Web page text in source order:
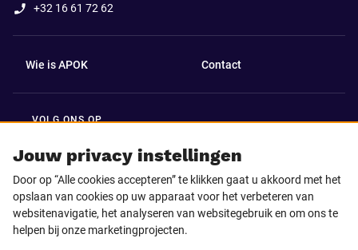
Jouw privacy instellingen
Door op “Alle cookies accepteren” te klikken gaat u akkoord met het
opslaan van cookies op uw apparaat voor het verbeteren van
websitenavigatie, het analyseren van websitegebruik en om ons te
helpen bij onze marketingprojecten.
+32 16 61 72 62
Wie is APOK Contact
VOLG ONS OP
Facebook
Instagram TikTok